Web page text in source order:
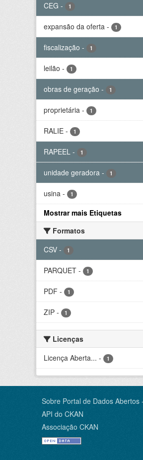
CEG - 1
expansão da oferta - 1
fiscalização - 1
leilão - 1
obras de geração - 1
proprietária - 1
RALIE - 1
RAPEEL - 1
unidade geradora - 1
usina - 1
Mostrar mais Etiquetas
Formatos
CSV - 1
PARQUET - 1
PDF - 1
ZIP - 1
Licenças
Licença Aberta... - 1
Sobre Portal de Dados
API do CKAN
Associação CKAN